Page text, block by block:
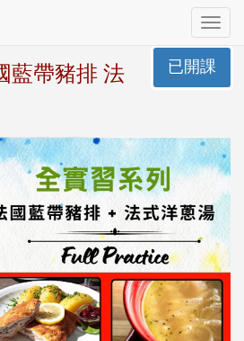
Toggle
藍帶豬排 法
已開課